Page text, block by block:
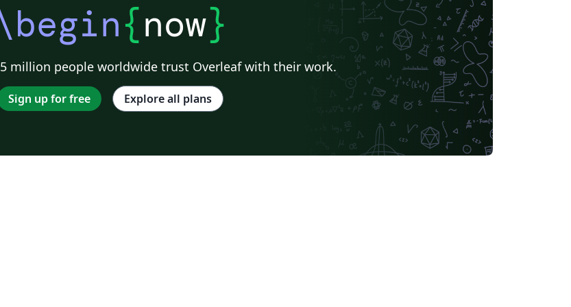
{now}
million people worldwide trust Overleaf with their work.
Sign up for free Explore all plans